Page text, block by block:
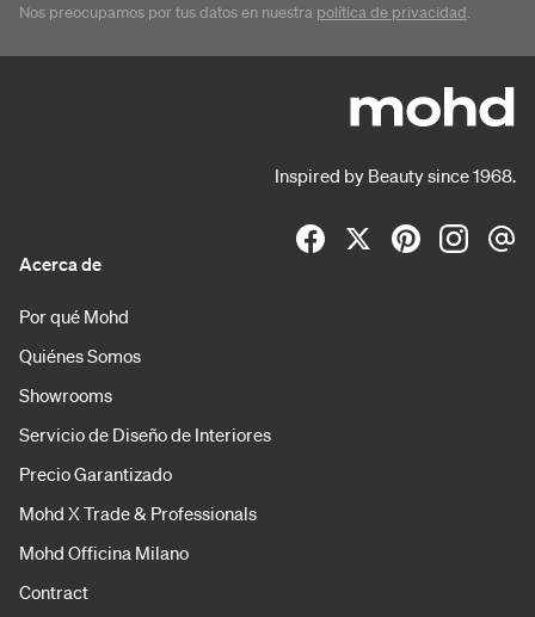
Nos preocupamos por tus datos en nuestra política de privacidad.
Inspired by Beauty since 1968.
Acerca de
Por qué Mohd
Quiénes Somos
Showrooms
Servicio de Diseño de Interiores
Precio Garantizado
Mohd X Trade & Professionals
Mohd Officina Milano
Contract